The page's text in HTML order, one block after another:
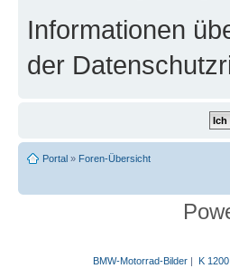
Informationen
der
Portal » Foren-Übersicht
BMW-Motorrad-Bilder| K